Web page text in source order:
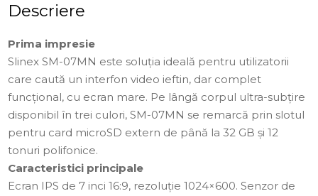
Descriere
Prima impresie
Slinex SM-07MN este soluția ideală pentru utilizatorii
care caută un interfon video ieftin, dar complet
funcțional, cu ecran mare. Pe lângă corpul ultra-subțire
disponibil în trei culori, SM-07MN se remarcă prin slotul
pentru card microSD extern de până la 32 GB și 12
tonuri polifonice.
Caracteristici principale
Ecran IPS de 7 inci 16:9, rezoluție 1024×600. Senzor de